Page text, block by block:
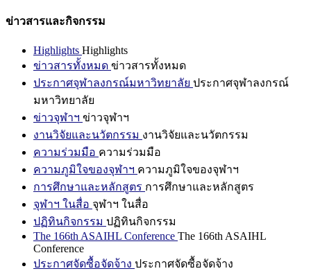
ข่าวสารและกิจกรรม
Highlights Highlights
ข่าวสารทั้งหมด ข่าวสารทั้งหมด
ประกาศจุฬาลงกรณ์มหาวิทยาลัย ประกาศจุฬาลงกรณ์
มหาวิทยาลัย
ข่าวจุฬาฯ ข่าวจุฬาฯ
งานวิจัยและนวัตกรรม งานวิจัยและนวัตกรรม
ความร่วมมือ ความร่วมมือ
ความภูมิใจของจุฬาฯ ความภูมิใจของจุฬาฯ
การศึกษาและหลักสูตร การศึกษาและหลักสูตร
จุฬาฯ ในสื่อ จุฬาฯ ในสื่อ
ปฏิทินกิจกรรม ปฏิทินกิจกรรม
The 166th ASAIHL Conference The 166th ASAIHL
Conference
ประกาศจัดซื้อจัดจ้าง ประกาศจัดซื้อจัดจ้าง